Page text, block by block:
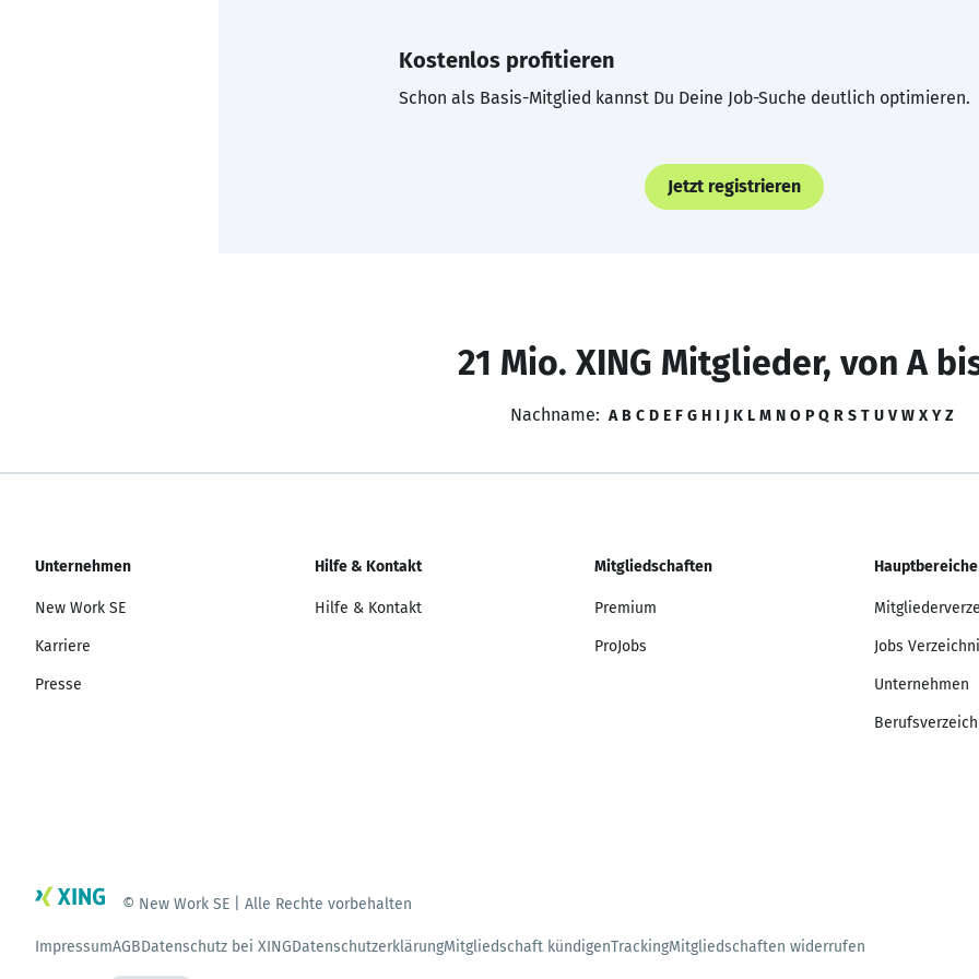
Kostenlos profitieren
Schon als Basis-Mitglied kannst Du Deine Job-Suche deutlich optimieren.
Jetzt registrieren
21 Mio. XING Mitglieder, von A
Nachname: A B C D E F G H I J K L M N O P Q R S T U V W X Y Z
Unternehmen
New Work SE
Karriere
Presse
Hilfe & Kontakt
Hilfe & Kontakt
Mitgliedschaften
Premium
ProJobs
Hauptbereiche
Jobs
Unternehmen
© New Work SE | Alle Rechte vorbehalten
ImpressumAGBDatenschutz bei XINGDatenschutzerklärungMitgliedschaft kündigenTrackingMitgliedschaften widerrufen